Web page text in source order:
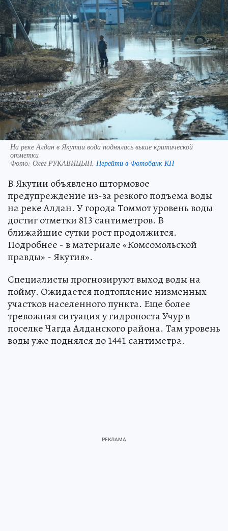
На реке Алдан в Якутии вода поднялась выше критической
отметки
Фото: Олег РУКАВИЦЫН. Перейти в Фотобанк КП
В Якутии объявлено штормовое
предупреждение из-за резкого подъема воды
на реке Алдан. У города Томмот уровень воды
достиг отметки 813 сантиметров. В
ближайшие сутки рост продолжится.
Подробнее - в материале «Комсомольской
правды» - Якутия».
Специалисты прогнозируют выход воды на
пойму. Ожидается подтопление низменных
участков населенного пункта. Еще более
тревожная ситуация у гидропоста Учур в
поселке Чагда Алданского района. Там уровень
воды уже поднялся до 1441 сантиметра.